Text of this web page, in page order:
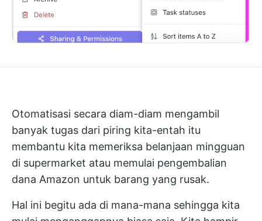
Otomatisasi secara diam-diam mengambil
banyak tugas dari piring kita-entah itu
membantu kita memeriksa belanjaan mingguan
di supermarket atau memulai pengembalian
dana Amazon untuk barang yang rusak.
Hal ini begitu ada di mana-mana sehingga kita